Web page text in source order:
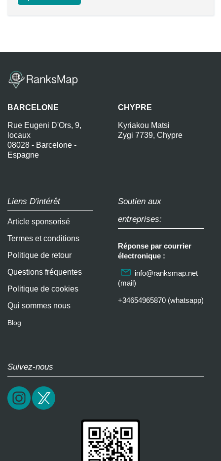
BARCELONE
Rue Eugeni D'Ors, 9,
locaux
08028 - Barcelone -
Espagne
CHYPRE
Kyriakou Matsi
Zygi 7739, Chypre
Liens D'intérêt
Article sponsorisé
Termes et conditions
Politique de retour
Questions fréquentes
Politique de cookies
Qui sommes nous
Blog
Soutien aux
entreprises:
Réponse par courrier
électronique :
info@ranksmap.net
(mail)
+34654965870 (whatsapp)
Suivez-nous